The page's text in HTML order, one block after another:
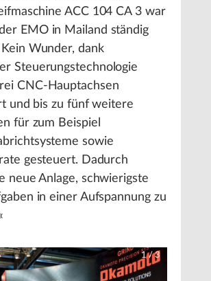
ACC 104 CA 3 war
EMO in Mailand ständig
Wunder, dank
Steuerungstechnologie
CNC-Hauptachsen
und bis zu fünf weitere
für zum Beispiel
sowie
gesteuert. Dadurch
neue Anlage, schwierigste
in einer Aufspannung zu
1/3